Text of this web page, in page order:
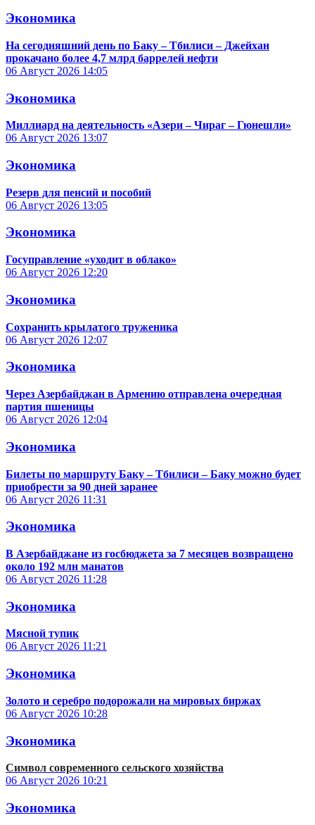
Экономика
На сегодняшний день по Баку – Тбилиси – Джейхан
прокачано более 4,7 млрд баррелей нефти
06 Август 2026 14:05
Экономика
Миллиард на деятельность «Азери – Чираг – Гюнешли»
06 Август 2026 13:07
Экономика
Резерв для пенсий и пособий
06 Август 2026 13:05
Экономика
Госуправление «уходит в облако»
06 Август 2026 12:20
Экономика
Сохранить крылатого труженика
06 Август 2026 12:07
Экономика
Через Азербайджан в Армению отправлена очередная
партия пшеницы
06 Август 2026 12:04
Экономика
Билеты по маршруту Баку – Тбилиси – Баку можно будет
приобрести за 90 дней заранее
06 Август 2026 11:31
Экономика
В Азербайджане из госбюджета за 7 месяцев возвращено
около 192 млн манатов
06 Август 2026 11:28
Экономика
Мясной тупик
06 Август 2026 11:21
Экономика
Золото и серебро подорожали на мировых биржах
06 Август 2026 10:28
Экономика
Символ современного сельского хозяйства
06 Август 2026 10:21
Экономика